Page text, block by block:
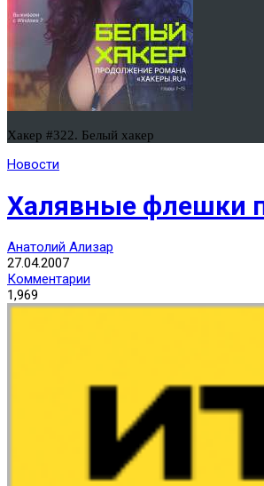
Хакер #322. Белый хакер
Новости
Халявные флешки
Анатолий Ализар
27.04.2007
Комментарии
1,969